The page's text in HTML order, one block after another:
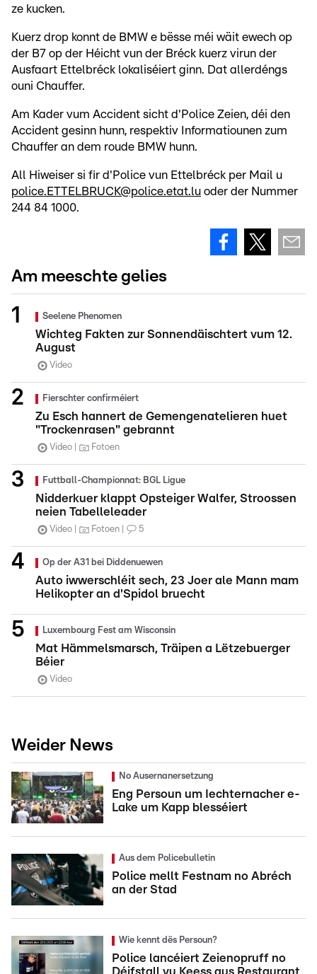
ze kucken.
Kuerz drop konnt de BMW e bësse méi wäit ewech op
der B7 op der Héicht vun der Bréck kuerz virun der
Ausfaart Ettelbréck lokaliséiert ginn. Dat allerdéngs
ouni Chauffer.
Am Kader vum Accident sicht d'Police Zeien, déi den
Accident gesinn hunn, respektiv Informatiounen zum
Chauffer an dem roude BMW hunn.
All Hiweiser si fir d'Police vun Ettelbréck per Mail u
police.ETTELBRUCK@police.etat.lu oder der Nummer
244 84 1000.
Am meeschte gelies
Seelene Phenomen
Wichteg Fakten zur Sonnendäischtert vum 12.
August
Video
Fierschter confirméiert
Zu Esch hannert de Gemengenatelieren huet
"Trockenrasen" gebrannt
Video Fotoen
Futtball-Championnat: BGL Ligue
Nidderkuer klappt Opsteiger Walfer, Stroossen
neien Tabelleleader
Video Fotoen 5
Op der A31 bei Diddenuewen
Auto iwwerschléit sech, 23 Joer ale Mann mam
Helikopter an d'Spidol bruecht
Luxembourg Fest am Wisconsin
Mat Hämmelsmarsch, Träipen a Lëtzebuerger
Béier
Video
Weider News
No Ausernanersetzung
Eng Persoun um Iechternacher e-
Lake um Kapp blesséiert
Aus dem Policebulletin
Police mellt Festnam no Abréch
an der Stad
Wie kennt dës Persoun?
Police lancéiert Zeienopruff no